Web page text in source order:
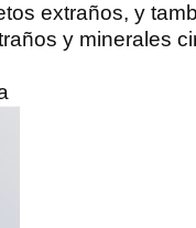
extraños, y
y minerales